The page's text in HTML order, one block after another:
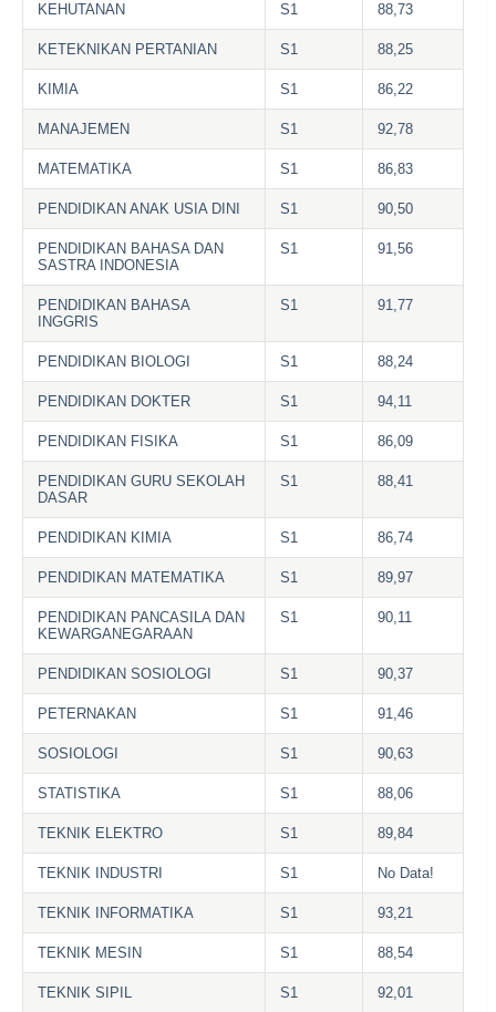
KEHUTANAN S1 88,73
KETEKNIKAN PERTANIAN S1 88,25
KIMIA S1 86,22
MANAJEMEN S1 92,78
MATEMATIKA S1 86,83
PENDIDIKAN ANAK USIA DINI S1 90,50
PENDIDIKAN BAHASA DAN
SASTRA INDONESIA
S1 91,56
PENDIDIKAN BAHASA
INGGRIS
S1 91,77
PENDIDIKAN BIOLOGI S1 88,24
PENDIDIKAN DOKTER S1 94,11
PENDIDIKAN FISIKA S1 86,09
PENDIDIKAN GURU SEKOLAH
DASAR
S1 88,41
PENDIDIKAN KIMIA S1 86,74
PENDIDIKAN MATEMATIKA S1 89,97
PENDIDIKAN PANCASILA DAN
KEWARGANEGARAAN
S1 90,11
PENDIDIKAN SOSIOLOGI S1 90,37
PETERNAKAN S1 91,46
SOSIOLOGI S1 90,63
STATISTIKA S1 88,06
TEKNIK ELEKTRO S1 89,84
TEKNIK INDUSTRI S1 No Data!
TEKNIK INFORMATIKA S1 93,21
TEKNIK MESIN S1 88,54
TEKNIK SIPIL S1 92,01